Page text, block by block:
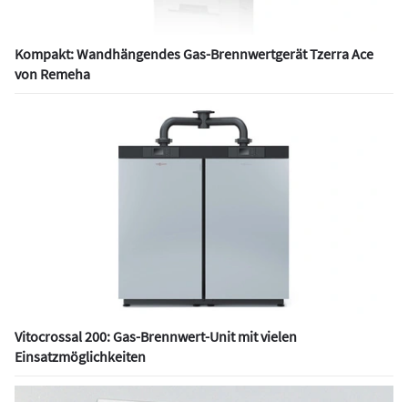
Kompakt: Wandhängendes Gas-Brennwertgerät Tzerra Ace
von Remeha
Vitocrossal 200: Gas-Brennwert-Unit mit vielen
Einsatzmöglichkeiten